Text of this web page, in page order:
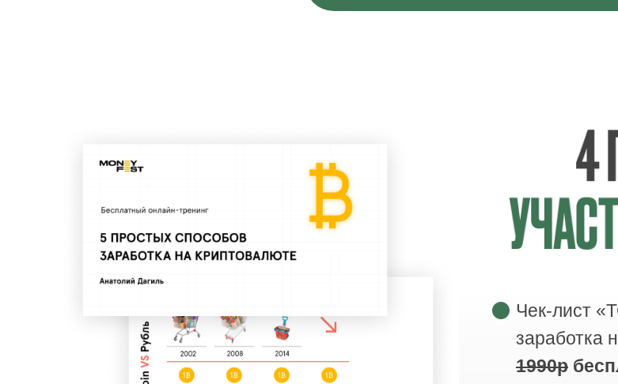
Чек-лист
заработка
1990р